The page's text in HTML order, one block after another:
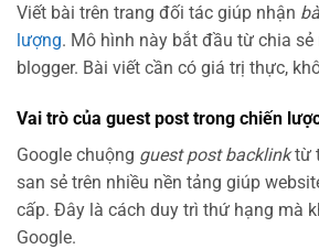
Viết bài trên trang đối tác giúp nhận
lượng. Mô hình này bắt đầu từ chia
blogger. Bài viết cần có giá trị thực,
Vai trò của guest post trong chiến
Google chuộng guest post backlinktừ
san sẻ trên nhiều nền tảng giúp
cấp. Đây là cách duy trì thứ hạng mà
Google.